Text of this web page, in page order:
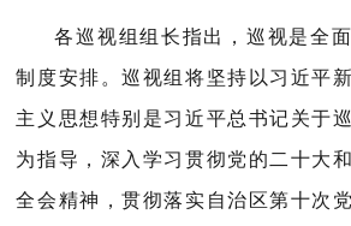
各巡视组组长指出，巡视是全
制度安排。巡视组将坚持以习近平
主义思想特别是习近平总书记关于
为指导，深入学习贯彻党的二十大
全会精神，贯彻落实自治区第十次